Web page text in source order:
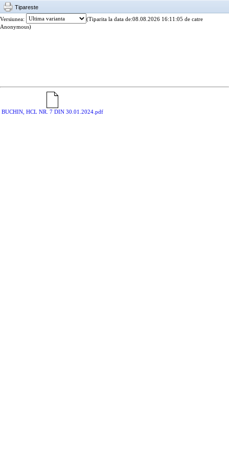
Tipareste
Versiunea:
(Tiparita la data de:08.08.2026 16:11:05 de catre
Anonymous)
BUCHIN, HCL NR. 7 DIN 30.01.2024.pdf